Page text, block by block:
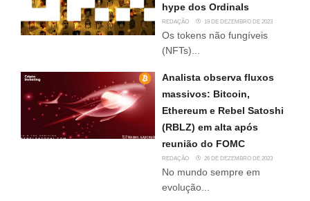
hype dos Ordinals
REDAÇÃO 19 DE DEZEMBRO DE 2023
Os tokens não fungíveis
(NFTs)...
Analista observa fluxos
massivos: Bitcoin,
Ethereum e Rebel Satoshi
(RBLZ) em alta após
reunião do FOMC
REDAÇÃO 26 DE DEZEMBRO DE 2023
No mundo sempre em
evolução...